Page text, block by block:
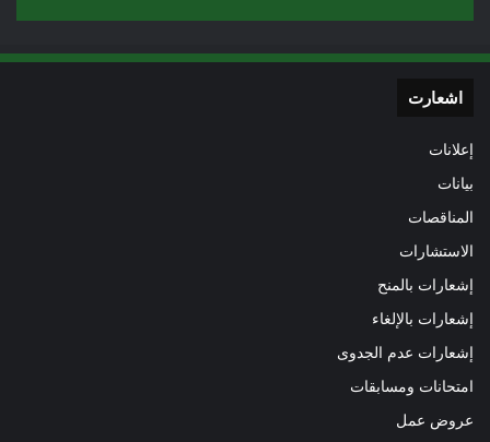
اشعارت
إعلانات
بيانات
المناقصات
الاستشارات
إشعارات بالمنح
إشعارات بالإلغاء
إشعارات عدم الجدوى
امتحانات ومسابقات
عروض عمل